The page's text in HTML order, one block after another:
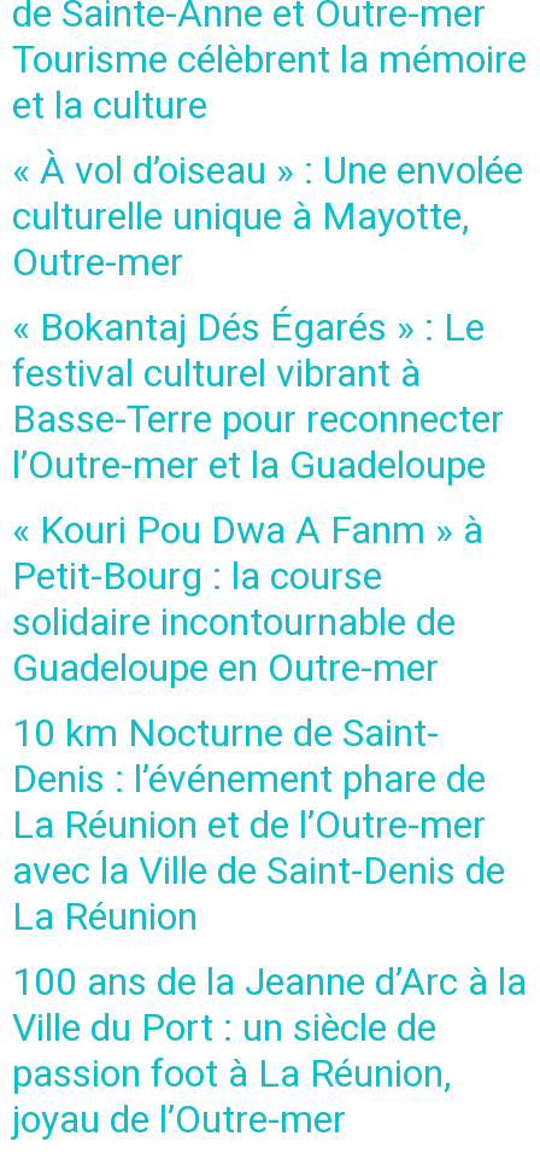
de Sainte-Anne et Outre-mer
Tourisme célèbrent la mémoire
et la culture
« À vol d’oiseau » : Une envolée
culturelle unique à Mayotte,
Outre-mer
« Bokantaj Dés Égarés » : Le
festival culturel vibrant à
Basse-Terre pour reconnecter
l’Outre-mer et la Guadeloupe
« Kouri Pou Dwa A Fanm » à
Petit-Bourg : la course
solidaire incontournable de
Guadeloupe en Outre-mer
10 km Nocturne de Saint-
Denis : l’événement phare de
La Réunion et de l’Outre-mer
avec la Ville de Saint-Denis de
La Réunion
100 ans de la Jeanne d’Arc à la
Ville du Port : un siècle de
passion foot à La Réunion,
joyau de l’Outre-mer